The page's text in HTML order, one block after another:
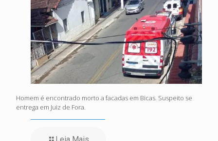
Homem é encontrado morto a facadas em Bicas. Suspeito se
entrega em Juiz de Fora.